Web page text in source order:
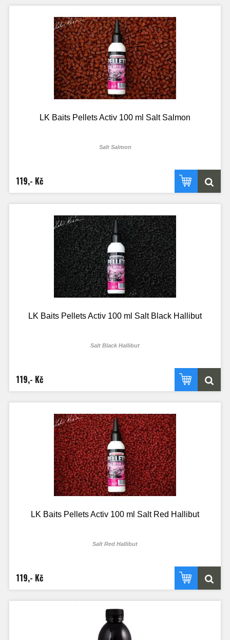
LK Baits Pellets Activ 100 ml Salt Salmon
Salt Salmon
119,- Kč
LK Baits Pellets Activ 100 ml Salt Black Hallibut
Salt Black Hallibut
119,- Kč
LK Baits Pellets Activ 100 ml Salt Red Hallibut
Salt Red Hallibut
119,- Kč